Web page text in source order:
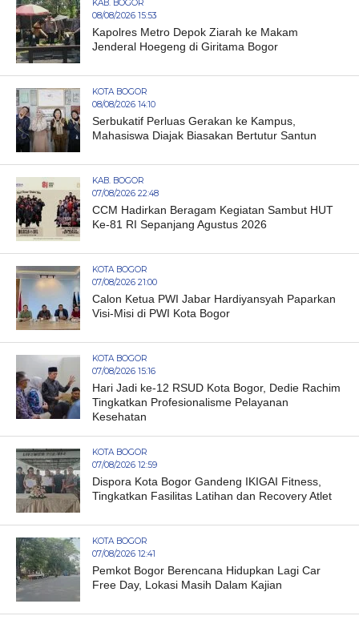
KAB. BOGOR
08/08/2026 15:53
Kapolres Metro Depok Ziarah ke Makam
Jenderal Hoegeng di Giritama Bogor
KOTA BOGOR
08/08/2026 14:10
Serbukatif Perluas Gerakan ke Kampus,
Mahasiswa Diajak Biasakan Bertutur Santun
KAB. BOGOR
07/08/2026 22:48
CCM Hadirkan Beragam Kegiatan Sambut HUT
Ke-81 RI Sepanjang Agustus 2026
KOTA BOGOR
07/08/2026 21:00
Calon Ketua PWI Jabar Hardiyansyah Paparkan
Visi-Misi di PWI Kota Bogor
KOTA BOGOR
07/08/2026 15:16
Hari Jadi ke-12 RSUD Kota Bogor, Dedie Rachim
Tingkatkan Profesionalisme Pelayanan
Kesehatan
KOTA BOGOR
07/08/2026 12:59
Dispora Kota Bogor Gandeng IKIGAI Fitness,
Tingkatkan Fasilitas Latihan dan Recovery Atlet
KOTA BOGOR
07/08/2026 12:41
Pemkot Bogor Berencana Hidupkan Lagi Car
Free Day, Lokasi Masih Dalam Kajian